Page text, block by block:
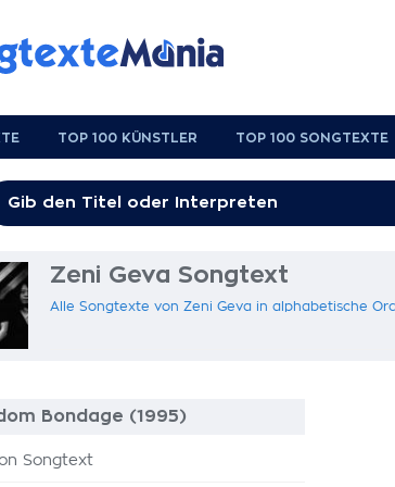
TOP 100 KÜNSTLER TOP 100 SONGTEXTE
Zeni Geva Songtext
Alle Songtexte von Zeni Geva in alphabetische
Bondage (1995)
Songtext